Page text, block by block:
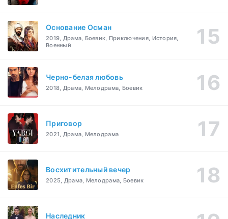
Основание Осман
2019, Драма, Боевик, Приключения, История,
Военный
Черно-белая любовь
2018, Драма, Мелодрама, Боевик
Приговор
2021, Драма, Мелодрама
Восхитительный вечер
2025, Драма, Мелодрама, Боевик
Наследник